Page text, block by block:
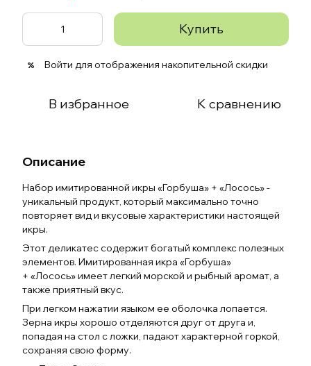
Купить
% Войти для отображения накопительной скидки
В избранное К сравнению
Описание
Набор имитированной икры «Горбуша» + «Лосось» -
уникальный продукт, который максимально точно
повторяет вид и вкусовые характеристики настоящей
икры.
Этот деликатес содержит богатый комплекс полезных
элементов. Имитированная икра «Горбуша»
+ «Лосось» имеет легкий морской и рыбный аромат, а
также приятный вкус.
При легком нажатии языком ее оболочка лопается.
Зерна икры хорошо отделяются друг от друга и,
попадая на стол с ложки, падают характерной горкой,
сохраняя свою форму.